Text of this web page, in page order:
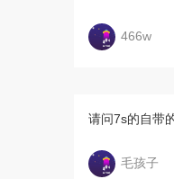
466w
请问7s的自带
毛孩子